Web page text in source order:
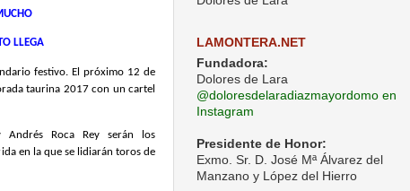
LLEGA
festivo. El próximo 12 de
taurina 2017 con un cartel
Andrés Roca Rey serán los
en la que se lidiarán toros de
LAMONTERA.NET
Fundadora:
Dolores de Lara
@doloresdelaradiazmayordomo en
Instagram
Presidente de Honor:
Exmo. Sr. D. José Mª Álvarez del
Manzano y López del Hierro